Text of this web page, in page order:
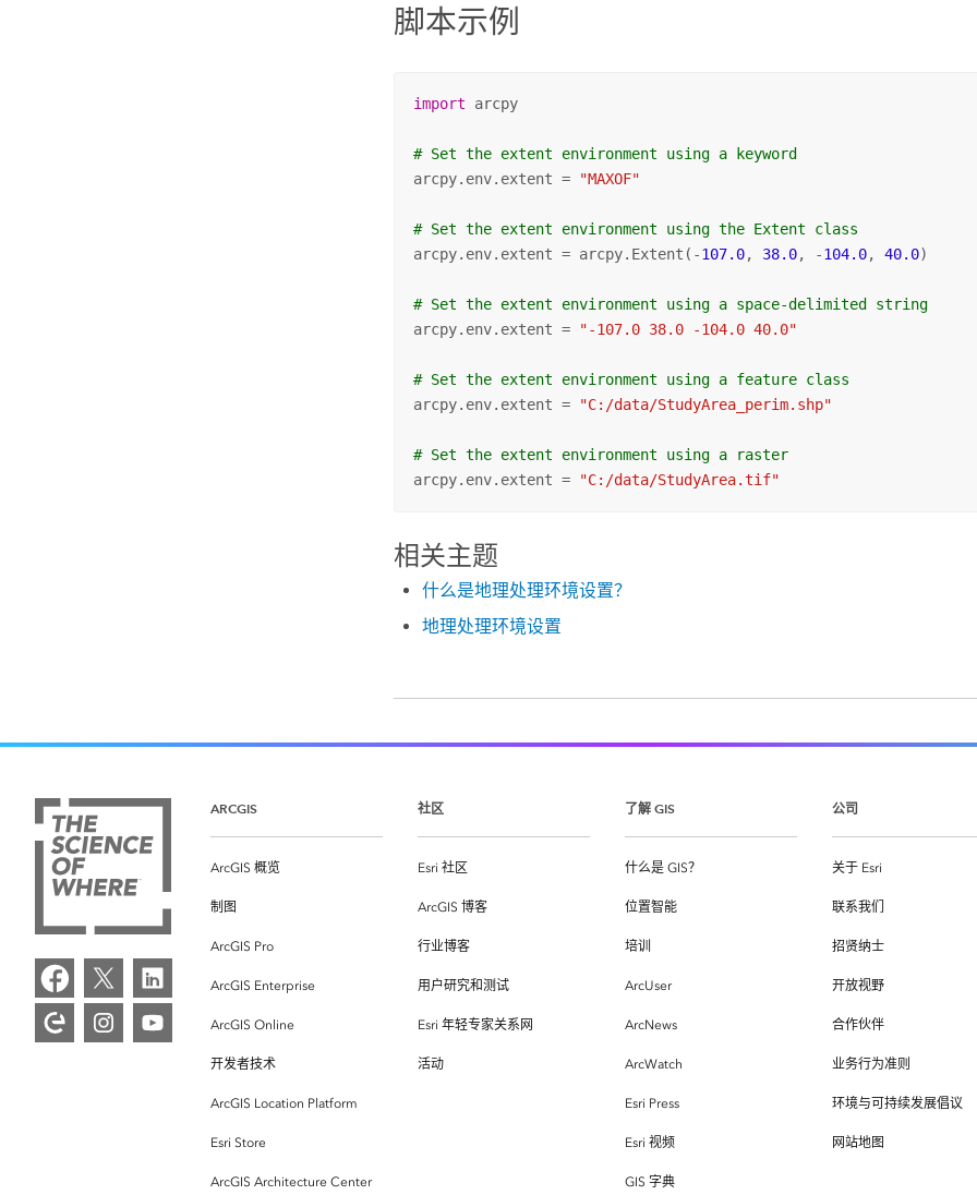
脚本示例
import arcpy
# Set the extent environment using a keyword
arcpy.env.extent =
"MAXOF"
# Set the extent environment using the Extent class
arcpy.env.extent = arcpy.Extent(-107.0, 38.0, -104.0, 40.0)
# Set the extent environment using a space-delimited string
arcpy.env.extent =
"-107.0 38.0 -104.0 40.0"
# Set the extent environment using a feature class
arcpy.env.extent =
"C:/data/StudyArea_perim.shp"
# Set the extent environment using a raster
arcpy.env.extent =
"C:/data/StudyArea.tif"
相关主题
什么是地理处理环境设置？
地理处理环境设置
ARCGIS
ArcGIS 概览
制图
ArcGIS Pro
ArcGIS Enterprise
ArcGIS Online
开发者技术
ArcGIS Location Platform
Esri Store
ArcGIS Architecture Center
社区
Esri 社区
ArcGIS 博客
行业博客
用户研究和测试
Esri 年轻专家关系网
活动
了解 GIS
什么是 GIS？
位置智能
培训
ArcUser
ArcNews
ArcWatch
Esri Press
Esri 视频
GIS 字典
公司
关于 Esri
联系我们
招贤纳士
开放视野
合作伙伴
业务行为准则
环境与可持续发展倡议
网站地图